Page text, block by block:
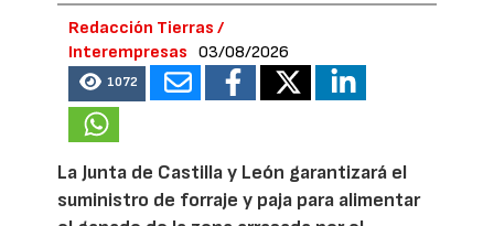
Redacción Tierras /
Interempresas
03/08/2026
1072
La Junta de Castilla y León garantizará el
suministro de forraje y paja para alimentar